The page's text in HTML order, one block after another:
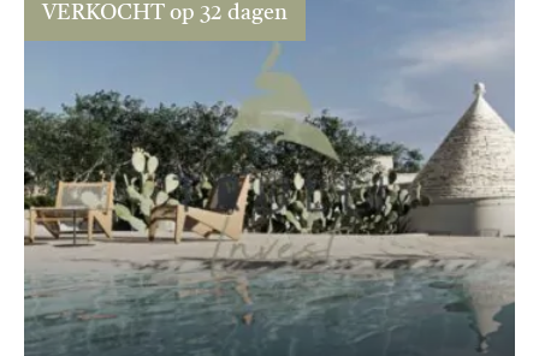
VERKOCHT op 32 dagen